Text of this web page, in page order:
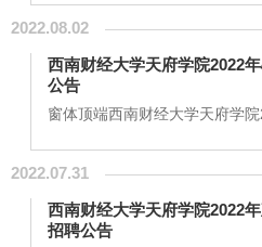
向国内外招聘部分教师，现公
护理学院是西南财经大学天府
康服务与管理（本）、康复治
服务与管理（专）、社区康复（
业。康养专业群被学校列为双
2022.08.02
西南财经大学天府学院2022
公告
窗体顶端西南财经大学天府学
大学天府学院根据发展需要，
员及应届毕业生招聘以下岗位
作地点：绵阳招聘条件：1.硕
类专业，中共党员，身心健康；
2022.07.31
西南财经大学天府学院2022
招聘公告